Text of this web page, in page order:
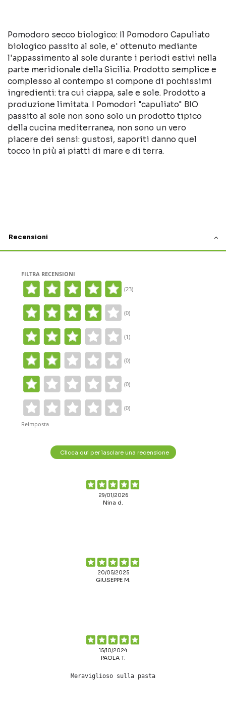
Pomodoro secco biologico: Il Pomodoro Capuliato
biologico passito al sole, e' ottenuto mediante
l'appassimento al sole durante i periodi estivi nella
parte meridionale della Sicilia. Prodotto semplice e
complesso al contempo si compone di pochissimi
ingredienti: tra cui ciappa, sale e sole. Prodotto a
produzione limitata. I Pomodori "capuliato" BIO
passito al sole non sono solo un prodotto tipico
della cucina mediterranea, non sono un vero
piacere dei sensi: gustosi, saporiti danno quel
tocco in più ai piatti di mare e di terra.
Recensioni
FILTRA RECENSIONI
(23)
(0)
(1)
(0)
(0)
(0)
Reimposta
Clicca qui per lasciare una recensione
29/01/2026
Nina d.
20/05/2025
GIUSEPPE M.
15/10/2024
PAOLA T.
Meraviglioso sulla pasta